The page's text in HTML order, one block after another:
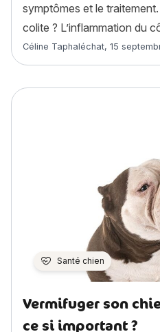
symptômes et le
colite ? L’inflammation du
Article rédigé par
Céline Taphaléchat, 15
Santé chien
Vermifuger son
ce si important ?